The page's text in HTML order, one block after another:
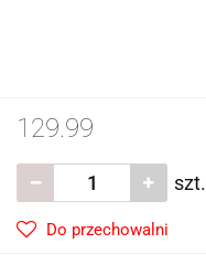
129.99
szt.
Do przechowalni